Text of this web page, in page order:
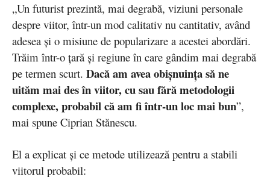
„Un futurist prezintă, mai degrabă, viziuni personale
despre viitor, într-un mod calitativ nu cantitativ, având
adesea și o misiune de popularizare a acestei abordări.
Trăim într-o țară și regiune în care gândim mai degrabă
pe termen scurt. Dacă am avea obișnuința să ne
uităm mai des în viitor, cu sau fără metodologii
complexe, probabil că am fi într-un loc mai bun”,
mai spune Ciprian Stănescu.
El a explicat și ce metode utilizează pentru a stabili
viitorul probabil: